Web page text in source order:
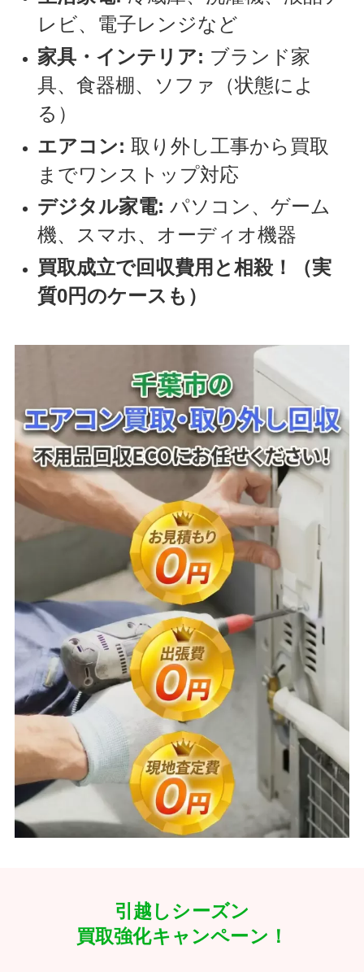
レビ、電子レンジなど
家具・インテリア: ブランド家
具、食器棚、ソファ（状態によ
る）
エアコン: 取り外し工事から買取
までワンストップ対応
デジタル家電: パソコン、ゲーム
機、スマホ、オーディオ機器
買取成立で回収費用と相殺！（実
質0円のケースも）
引越しシーズン
買取強化キャンペーン！